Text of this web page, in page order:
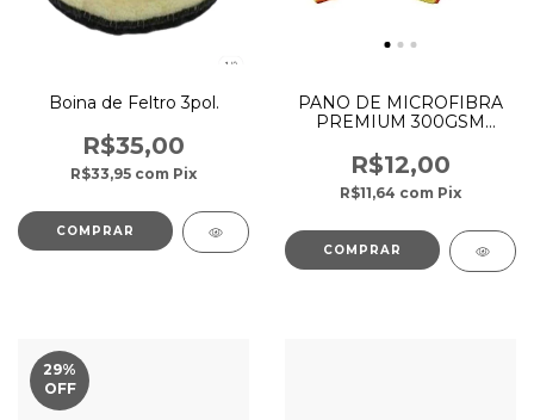
Boina de Feltro 3pol.
R$35,00
R$33,95 com Pix
PANO DE MICROFIBRA
PREMIUM 300GSM
R$12,00
R$11,64 com Pix
29%
OFF